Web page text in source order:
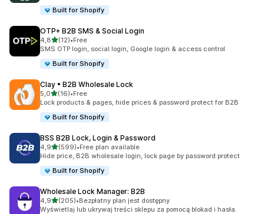
Built for Shopify
OTP+ B2B SMS & Social Login
4,8na 5 gwiazdek
(12)
Łączna liczba recenzji: 12
•Free
SMS OTP login, social login, Google login & access control
Built for Shopify
Clay • B2B Wholesale Lock
5,0na 5 gwiazdek
(16)
Łączna liczba recenzji: 16
•Free
Lock products & pages, hide prices & password protect for B2B
Built for Shopify
BSS B2B Lock, Login & Password
4,9na 5 gwiazdek
(599)
Łączna liczba recenzji: 599
•Free plan available
Hide price, B2B wholesale login, lock page by password protect
Built for Shopify
Wholesale Lock Manager: B2B
4,9na 5 gwiazdek
(205)
Łączna liczba recenzji: 205
•Bezpłatny plan jest dostępny
Wyświetlaj lub ukrywaj treści sklepu za pomocą blokad i hasła.